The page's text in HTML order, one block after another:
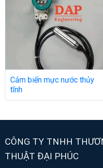
Cảm biến mực nước thủy
tĩnh
CÔNG TY TNHH
THUẬT ĐẠI PHÚC